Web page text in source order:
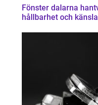
Fönster dalarna hantverk,
hållbarhet och känsla